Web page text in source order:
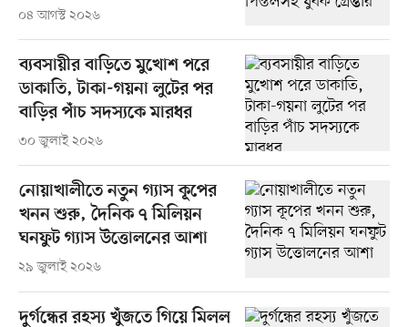
০৪ আগস্ট ২০২৬
ব্যবসায়ীর বাড়িতে মুখোশ পরে
ডাকাতি, টাকা-গয়না লুটের পর
বাড়ির পাঁচ সদস্যকে মারধর
৩০ জুলাই ২০২৬
নোয়াখালীতে নতুন গ্যাস কূপের
খনন শুরু, দৈনিক ৭ মিলিয়ন
ঘনফুট গ্যাস উত্তোলনের আশা
২৯ জুলাই ২০২৬
দুর্গন্ধের রহস্য খুঁজতে গিয়ে মিলল